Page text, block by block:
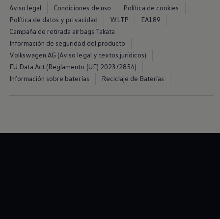
Aviso legal Condiciones de uso
Política de cookies
Política de datos y privacidad
WLTP
EA189
Campaña de retirada airbags Takata
Información de seguridad del producto
Volkswagen AG (Aviso legal y textos jurídicos)
EU Data Act (Reglamento (UE) 2023/2854)
Información sobre baterías
Reciclaje de Baterías